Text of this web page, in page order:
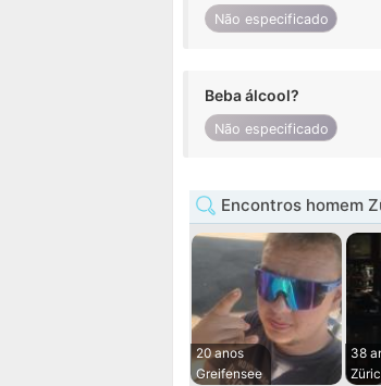
Não especificado
Beba álcool?
Não especificado
Encontros homem
20 anos
Greifensee
38